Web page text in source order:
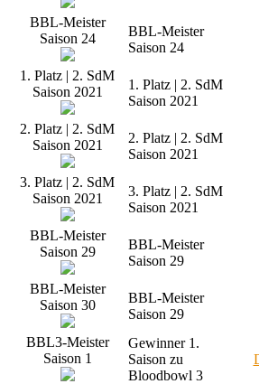
BBL-Meister
Saison 24
BBL-Meister
Saison 24
1. Platz | 2. SdM
Saison 2021
1. Platz | 2. SdM
Saison 2021
2. Platz | 2. SdM
Saison 2021
2. Platz | 2. SdM
Saison 2021
3. Platz | 2. SdM
Saison 2021
3. Platz | 2. SdM
Saison 2021
BBL-Meister
Saison 29
BBL-Meister
Saison 29
BBL-Meister
Saison 30
BBL-Meister
Saison 29
BBL3-Meister
Saison 1
Gewinner 1.
Saison zu
Bloodbowl 3